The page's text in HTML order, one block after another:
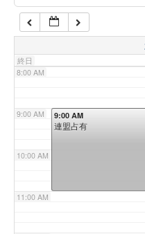
終日
7:00 AM
8:00 AM
9:00 AM
10:00 AM
11:00 AM
9:00 AM
連盟占有